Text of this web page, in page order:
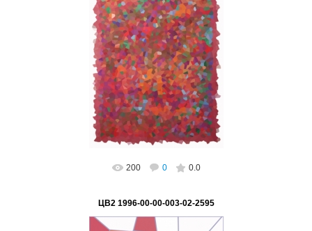
02.03.2023
ВетВиктор
200 0 0.0
ЦВ2 1996-00-00-003-02-2595